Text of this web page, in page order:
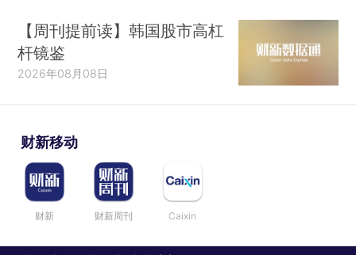
【周刊提前读】韩国股市高杠
杆镜鉴
2026年08月08日
财新移动
财新 财新周刊 Caixin